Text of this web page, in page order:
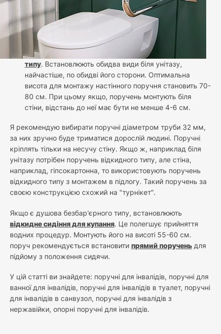
типу. Встановлюють обидва види біля унітазу,
найчастіше, по обидві його сторони. Оптимальна
висота для монтажу настінного поручня становить 70-
80 см. При цьому якщо, поручень монтують біля
стіни, відстань до неї має бути не менше 4-6 см.
Я рекомендую вибирати поручні діаметром труби 32 мм,
за них зручно буде триматися дорослій людині. Поручні
кріплять тільки на несучу стіну. Якщо ж, наприклад біля
унітазу потрібен поручень відкидного типу, але стіна,
наприклад, гіпсокартонна, то використовують поручень
відкидного типу з монтажем в підлогу. Такий поручень за
своєю конструкцією схожий на "турнікет".
Якщо є душова безбар'єрного типу, встановлюють
відкидне сидіння для купання. Це полегшує прийняття
водних процедур. Монтують його на висоті 55-60 см.
поруч рекомендується встановити прямий поручень для
підйому з положення сидячи.
У цій статті ви знайдете: поручні для інвалідів, поручні для
ванної для інвалідів, поручні для інвалідів в туалет, поручні
для інвалідів в санвузол, поручні для інвалідів з
нержавійки, опорні поручні для інвалідів.